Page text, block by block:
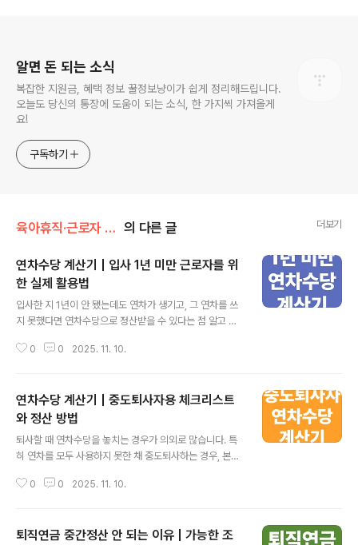
알면 돈 되는 소식
복잡한 지원금, 혜택 정보 꿀정보냥이가 쉽게 정리해드립니다.
오늘도 당신의 통장에 도움이 되는 소식, 한 가지씩 가져올게
요!
구독하기
육아휴직·근로자 제도 총정리 의 다른 글 더보기
연차수당 계산기 | 입사 1년 미만 근로자를 위
한 실제 활용법
입사한 지 1년이 안 됐는데도 연차가 생기고, 그 연차를 쓰
지 못했다면 연차수당으로 정산받을 수 있다는 점 알고 계
다”고 생각하는데, 실제로는 월 단위로 발생한 연차가 있고
에 계산기를 활용해 정확히 정리해두는 게 좋아요. 👉 간
편 계산하기 1. 왜 1년 미만도 연차수당이 나오나요? 근로
기준법에서는 1년을 꽉 채우지 않은 근로자에게도 일정 조
건을 만족하면 월 1일씩의 연차를 주도록 하고 있어요. 즉
“1년 안 됐으니 0일”이 아니라, “일한 만큼 월 단위로” 쌓
이는 구조라고 이해하면 편합니다. 문제는 회사마다 급여
0 0 2025. 11. 10.
연차수당 계산기 | 중도퇴사자용 체크리스트
와 정산 방법
퇴사할 때 연차수당을 놓치는 경우가 의외로 많습니다. 특
히 연차를 모두 사용하지 못한 채 중도퇴사하는 경우, 본인
는 게 좋아요. 연차수당은 자동으로 챙겨주는 돈이 아니라,
사일, 퇴사일, 남은 연차일수에 따라 금액이 달라질 수 있습
0 0 2025. 11. 10.
퇴직연금 중간정산 안 되는 이유 | 가능한 조